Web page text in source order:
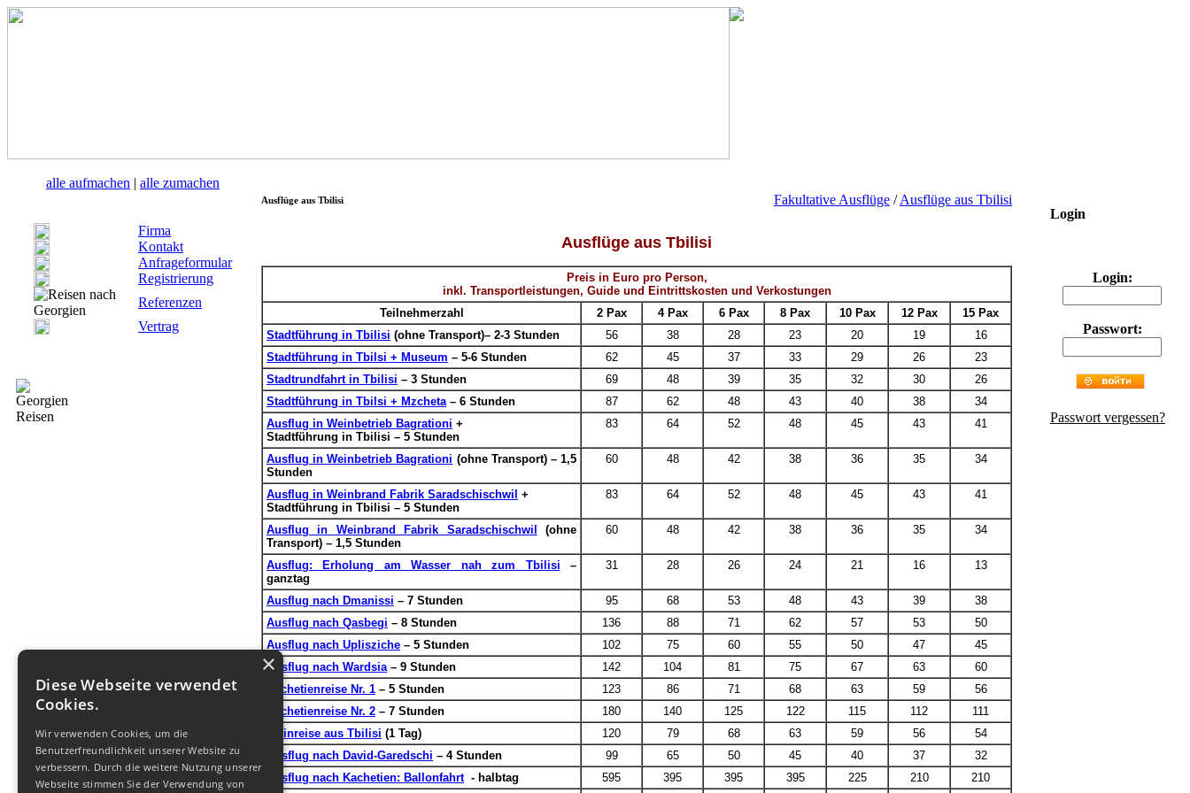
alle aufmachen | alle zumachen
Firma
Kontakt
Anfrageformular
Registrierung
Referenzen
Vertrag
Ausflüge aus Tbilisi Fakultative Ausflüge /Ausflüge aus Tbilisi
Ausflüge aus Tbilisi
Preis in Euro pro Person,
inkl. Transportleistungen, Guide und Eintrittskosten und Verkostungen
Teilnehmerzahl
2 Pax 4 Pax 6 Pax 8 Pax 10 Pax 12 Pax
15 Pax
Stadtführung in Tbilisi (ohne Transport)– 2-3 Stunden 56 38 28 23 20 19
16
Stadtführung in Tbilsi + Museum – 5-6 Stunden 62 45 37 33 29 26
23
Stadtrundfahrt in Tbilisi – 3 Stunden 69 48 39 35 32 30
26
Stadtführung in Tbilsi + Mzcheta– 6 Stunden 87 62 48 43 40 38
34
Ausflug in Weinbetrieb Bagrationi +
Stadtführung in Tbilisi – 5 Stunden
83 64 52 48 45 43 41
Ausflug in Weinbetrieb Bagrationi (ohne Transport) – 1,5
Stunden
60 48 42 38 36 35 34
Ausflug in Weinbrand Fabrik Saradschischwil +
Stadtführung in Tbilisi – 5 Stunden
83 64 52 48 45 43 41
Ausflug in Weinbrand Fabrik Saradschischwil
(ohne
Transport) – 1,5 Stunden
60 48 42 38 36 35 34
Ausflug: Erholung am Wasser nah zum Tbilisi –
ganztag
31 28 26 24 21 16 13
Ausflug nach Dmanissi – 7 Stunden 95 68 53 48 43 39
38
Ausflug nach Qasbegi – 8 Stunden 136 88 71 62 57 53
50
Ausflug nach Uplisziche – 5 Stunden 102 75 60 55 50 47
45
Ausflug nach Wardsia– 9 Stunden 142 104 81 75 67 63
60
Kachetienreise Nr. 1 – 5 Stunden 123 86 71 68 63 59
56
Kachetienreise Nr. 2 – 7 Stunden 180 140 125 122 115 112
111
Weinreise aus Tbilisi (1 Tag) 120 79 68 63 59 56
54
Ausflug nach David-Garedschi – 4 Stunden 99 65 50 45 40 37
32
Ausflug nach Kachetien: Ballonfahrt- halbtag 595 395 395 395 225 210 210
Login
Login:
Passwort:
Passwort vergessen?
×
Diese Webseite verwendet
Cookies.
Wir verwenden Cookies, um die
Benutzerfreundlichkeit unserer Website zu
verbessern. Durch die weitere Nutzung unserer
Webseite stimmen Sie der Verwendung von